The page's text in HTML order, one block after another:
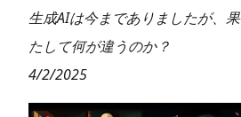
生成AIは今までありましたが、果
たして何が違うのか？
4/2/2025